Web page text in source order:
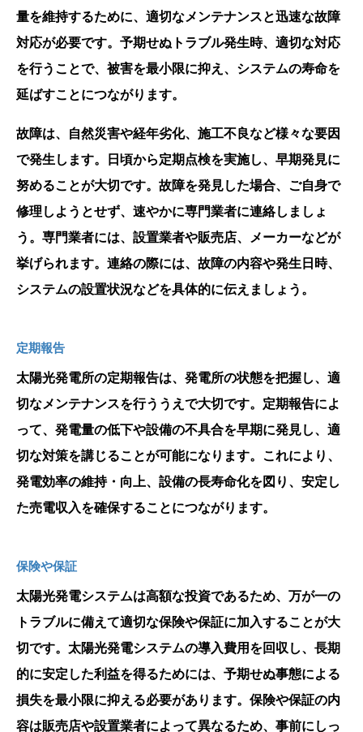
量を維持するために、適切なメンテナンスと迅速な故障
対応が必要です。予期せぬトラブル発生時、適切な対応
を行うことで、被害を最小限に抑え、システムの寿命を
延ばすことにつながります。
故障は、自然災害や経年劣化、施工不良など様々な要因
で発生します。日頃から定期点検を実施し、早期発見に
努めることが大切です。故障を発見した場合、ご自身で
修理しようとせず、速やかに専門業者に連絡しましょ
う。専門業者には、設置業者や販売店、メーカーなどが
挙げられます。連絡の際には、故障の内容や発生日時、
システムの設置状況などを具体的に伝えましょう。
定期報告
太陽光発電所の定期報告は、発電所の状態を把握し、適
切なメンテナンスを行ううえで大切です。定期報告によ
って、発電量の低下や設備の不具合を早期に発見し、適
切な対策を講じることが可能になります。これにより、
発電効率の維持・向上、設備の長寿命化を図り、安定し
た売電収入を確保することにつながります。
保険や保証
太陽光発電システムは高額な投資であるため、万が一の
トラブルに備えて適切な保険や保証に加入することが大
切です。太陽光発電システムの導入費用を回収し、長期
的に安定した利益を得るためには、予期せぬ事態による
損失を最小限に抑える必要があります。保険や保証の内
容は販売店や設置業者によって異なるため、事前にしっ